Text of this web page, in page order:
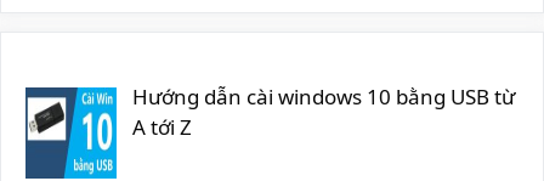
Hướng dẫn cài windows 10 bằng USB từ
A tới Z